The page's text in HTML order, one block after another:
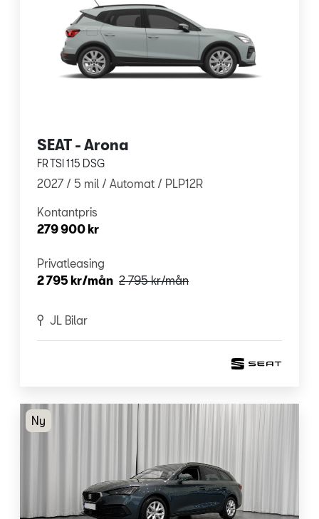
SEAT - Arona
FR TSI 115 DSG
2027 / 5 mil / Automat / PLP12R
Kontantpris
279 900 kr
Privatleasing
2 795 kr/mån 2 795 kr/mån
JL Bilar
Ny